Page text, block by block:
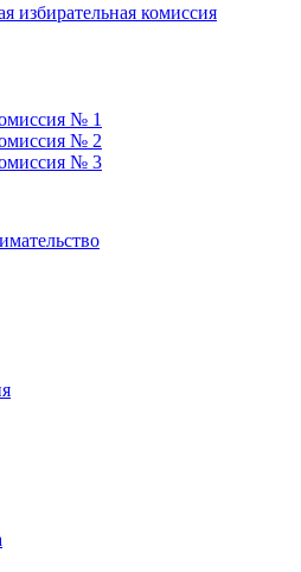
избирательная комиссия
№ 1
№ 2
№ 3